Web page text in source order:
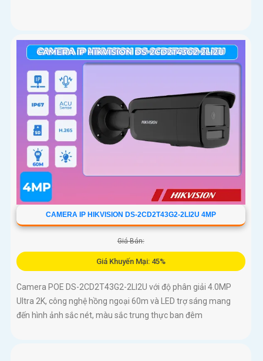
CAMERA IP HIKVISION DS-2CD2T43G2-2LI2U 4MP
Giá Bán:
Giá Khuyến Mại: 45%
Camera POE DS-2CD2T43G2-2LI2U với độ phân giải 4.0MP
Ultra 2K, công nghệ hồng ngoại 60m và LED trợ sáng mang
đến hình ảnh sắc nét, màu sắc trung thực ban đêm